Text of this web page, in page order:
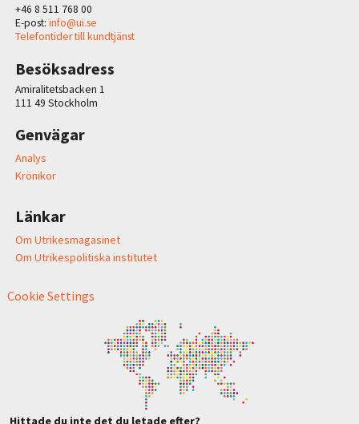
+46 8 511 768 00
E-post: info@ui.se
Telefontider till kundtjänst
Besöksadress
Amiralitetsbacken 1
111 49 Stockholm
Genvägar
Analys
Krönikor
Länkar
Om Utrikesmagasinet
Om Utrikespolitiska institutet
Cookie Settings
Hittade du inte det du letade efter?